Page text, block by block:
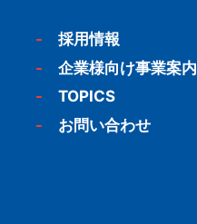
-
採用情報
-
企業様向け事業案内
-
TOPICS
-
お問い合わせ